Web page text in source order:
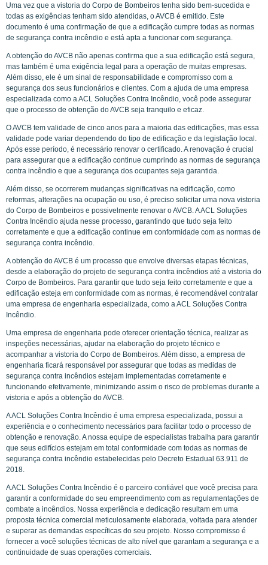
Uma vez que a vistoria do Corpo de Bombeiros tenha sido bem-sucedida e
todas as exigências tenham sido atendidas, o AVCB é emitido. Este
documento é uma confirmação de que a edificação cumpre todas as normas
de segurança contra incêndio e está apta a funcionar com segurança.
A obtenção do AVCB não apenas confirma que a sua edificação está segura,
mas também é uma exigência legal para a operação de muitas empresas.
Além disso, ele é um sinal de responsabilidade e compromisso com a
segurança dos seus funcionários e clientes. Com a ajuda de uma empresa
especializada como a ACL Soluções Contra Incêndio, você pode assegurar
que o processo de obtenção do AVCB seja tranquilo e eficaz.
O AVCB tem validade de cinco anos para a maioria das edificações, mas essa
validade pode variar dependendo do tipo de edificação e da legislação local.
Após esse período, é necessário renovar o certificado. A renovação é crucial
para assegurar que a edificação continue cumprindo as normas de segurança
contra incêndio e que a segurança dos ocupantes seja garantida.
Além disso, se ocorrerem mudanças significativas na edificação, como
reformas, alterações na ocupação ou uso, é preciso solicitar uma nova vistoria
do Corpo de Bombeiros e possivelmente renovar o AVCB. A ACL Soluções
Contra Incêndio ajuda nesse processo, garantindo que tudo seja feito
corretamente e que a edificação continue em conformidade com as normas de
segurança contra incêndio.
A obtenção do AVCB é um processo que envolve diversas etapas técnicas,
desde a elaboração do projeto de segurança contra incêndios até a vistoria do
Corpo de Bombeiros. Para garantir que tudo seja feito corretamente e que a
edificação esteja em conformidade com as normas, é recomendável contratar
uma empresa de engenharia especializada, como a ACL Soluções Contra
Incêndio.
Uma empresa de engenharia pode oferecer orientação técnica, realizar as
inspeções necessárias, ajudar na elaboração do projeto técnico e
acompanhar a vistoria do Corpo de Bombeiros. Além disso, a empresa de
engenharia ficará responsável por assegurar que todas as medidas de
segurança contra incêndios estejam implementadas corretamente e
funcionando efetivamente, minimizando assim o risco de problemas durante a
vistoria e após a obtenção do AVCB.
A ACL Soluções Contra Incêndio é uma empresa especializada, possui a
experiência e o conhecimento necessários para facilitar todo o processo de
obtenção e renovação. A nossa equipe de especialistas trabalha para garantir
que seus edifícios estejam em total conformidade com todas as normas de
segurança contra incêndio estabelecidas pelo Decreto Estadual 63.911 de
2018.
A ACL Soluções Contra Incêndio é o parceiro confiável que você precisa para
garantir a conformidade do seu empreendimento com as regulamentações de
combate a incêndios. Nossa experiência e dedicação resultam em uma
proposta técnica comercial meticulosamente elaborada, voltada para atender
e superar as demandas específicas do seu projeto. Nosso compromisso é
fornecer a você soluções técnicas de alto nível que garantam a segurança e a
continuidade de suas operações comerciais.